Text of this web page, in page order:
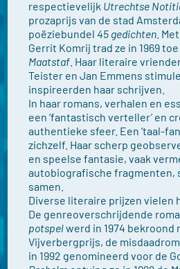
respectievelijk Utrechtse
prozaprijs van de stad
poëziebundel 45 gedichten .
Gerrit Komrij trad ze in 1969
Maatstaf . Haar literaire
Teister en Jan Emmens
inspireerden haar schrijven.
In haar romans, verhalen en
een ‘fantastisch verteller’ en
authentieke sfeer. Een ‘taal-
zichzelf. Haar scherp
en speelse fantasie, vaak
autobiografische fragmenten,
samen.
Diverse literaire prijzen vielen
De genreoverschrijdende
potspelwerd in 1974 bekroond
Vijverbergprijs, de
in 1992 genomineerd voor de